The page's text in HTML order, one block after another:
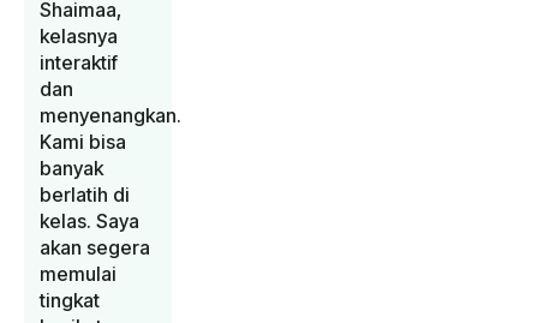
Shaimaa,
kelasnya
interaktif
dan
menyenangkan.
Kami bisa
banyak
berlatih di
kelas. Saya
akan segera
memulai
tingkat